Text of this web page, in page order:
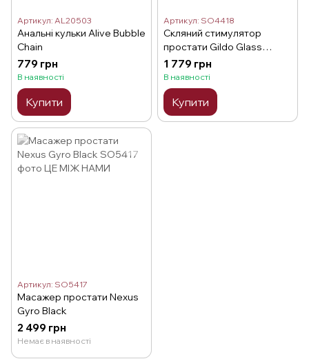
Артикул: AL20503
Анальні кульки Alive Bubble
Chain
779 грн
В наявності
Купити
Артикул: SO4418
Скляний стимулятор
простати Gildo Glass
Prostate Plug No. 13
1 779 грн
В наявності
Купити
Артикул: SO5417
Масажер простати Nexus
Gyro Black
2 499 грн
Немає в наявності